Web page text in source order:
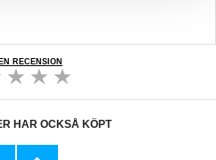
RECENSION
HAR OCKSÅ KÖPT
Baseus Cafule Typ-C / Typ-C-Kabel CATKLF-